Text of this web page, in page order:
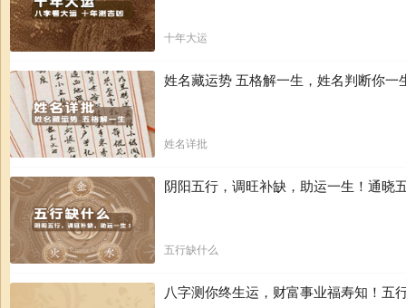
十年大运
姓名藏运势 五格解一生，姓名判断你一
姓名详批
阴阳五行，调旺补缺，助运一生！通晓
五行缺什么
八字测你终生运，财富事业福寿知！五